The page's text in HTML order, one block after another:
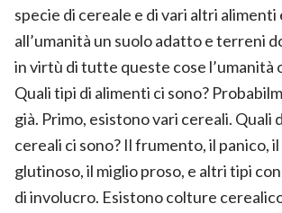
specie di cereale e di vari altri alimenti
all’umanità un suolo adatto e terreni
in virtù di tutte queste cose l’umanità
Quali tipi di alimenti ci sono?
già. Primo, esistono vari cereali. Quali
cereali ci sono? Il frumento, il panico,
glutinoso, il miglio proso, e altri tipi
di involucro. Esistono colture